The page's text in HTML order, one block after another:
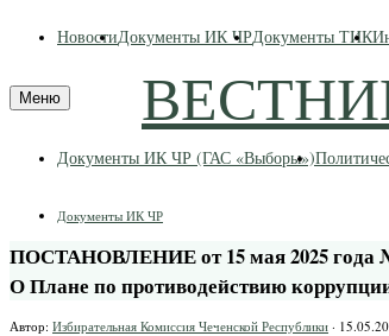
НовостиДокументы ИК ЧРДокументы ТИК
Меню
Документы ИК ЧР (ГАС «Выборы»)
Документы ИК ЧР
ПОСТАНОВЛЕНИЕ от 15 мая 2025 года
О Плане по противодействию
Автор: Избирательная Комиссия Чеченской Республики ·